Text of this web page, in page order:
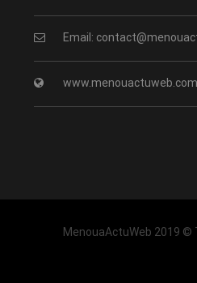
Email:
www.menouactuweb.com
MenouaActuWeb 2019 ©